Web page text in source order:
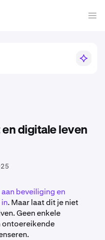
digitale leven
beveiliging en
. Maar laat dit je niet
Geen enkele
ontoereikende